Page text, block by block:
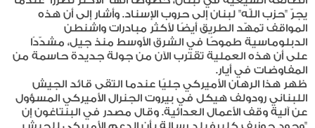
يجرّ "حزب اللّه" لبنان إلى حروب الإسناد. وأشار إلى أن هذه
المواقف تمهّد الطريق أيضًا لأكثر مبادرات واشنطن
الدبلوماسية طموحًا في الشرق الأوسط منذ جيل، مشدّدًا
على أن هذه العملية تقترب الآن من جولة جديدة حاسمة من
المفاوضات في أيار.
ظهر هذا الرهان الأميركي جليًا عندما التقى قائد الجيش
اللبناني رودولف هيكل في بيروت الجنرال الأميركي المسؤول
عن آلية وقف الأعمال العدائية. وقال مصدر في البنتاغون إن